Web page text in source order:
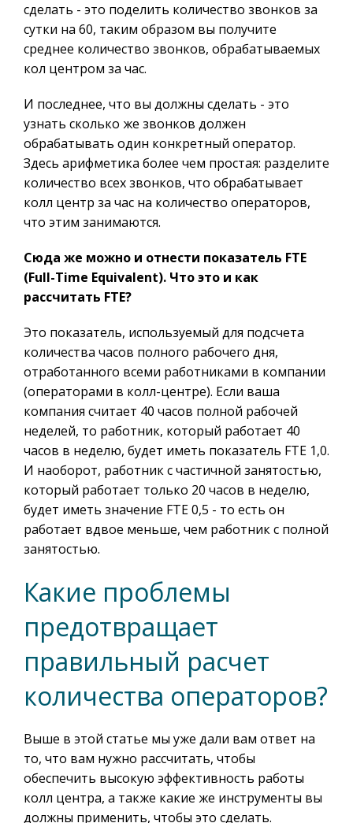
сделать - это поделить количество звонков за
сутки на 60, таким образом вы получите
среднее количество звонков, обрабатываемых
кол центром за час.
И последнее, что вы должны сделать - это
узнать сколько же звонков должен
обрабатывать один конкретный оператор.
Здесь арифметика более чем простая: разделите
количество всех звонков, что обрабатывает
колл центр за час на количество операторов,
что этим занимаются.
Сюда же можно и отнести показатель FTE
(Full-Time Equivalent). Что это и как
рассчитать FTE?
Это показатель, используемый для подсчета
количества часов полного рабочего дня,
отработанного всеми работниками в компании
(операторами в колл-центре). Если ваша
компания считает 40 часов полной рабочей
неделей, то работник, который работает 40
часов в неделю, будет иметь показатель FTE 1,0.
И наоборот, работник с частичной занятостью,
который работает только 20 часов в неделю,
будет иметь значение FTE 0,5 - то есть он
работает вдвое меньше, чем работник с полной
занятостью.
Какие проблемы
предотвращает
правильный расчет
количества операторов?
Выше в этой статье мы уже дали вам ответ на
то, что вам нужно рассчитать, чтобы
обеспечить высокую эффективность работы
колл центра, а также какие же инструменты вы
должны применить, чтобы это сделать.